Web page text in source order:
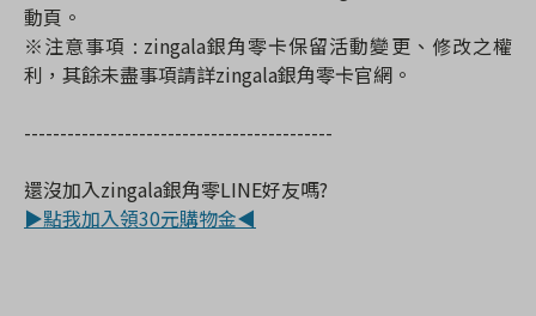
動頁。
※注意事項 : zingala銀角零卡保留活動變更、修改之權
利，其餘未盡事項請詳zingala銀角零卡官網。
-------------------------------------------
還沒加入zingala銀角零LINE好友嗎?
▶點我加入領30元購物金◀